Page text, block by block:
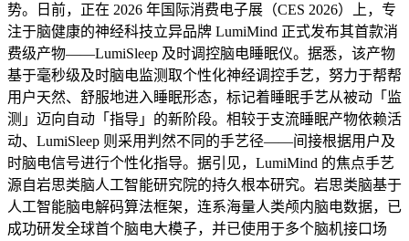
势。日前，正在 2026 年国际消费电子展（CES 2026）上，专
注于脑健康的神经科技立异品牌 LumiMind 正式发布其首款消
费级产物——LumiSleep 及时调控脑电睡眠仪。据悉，该产物
基于毫秒级及时脑电监测取个性化神经调控手艺，努力于帮帮
用户天然、舒服地进入睡眠形态，标记着睡眠手艺从被动「监
测」迈向自动「指导」的新阶段。相较于支流睡眠产物依赖活
动、LumiSleep 则采用判然不同的手艺径——间接根据用户及
时脑电信号进行个性化指导。据引见，LumiMind 的焦点手艺
源自岩思类脑人工智能研究院的持久根本研究。岩思类脑基于
人工智能脑电解码算法框架，连系海量人类颅内脑电数据，已
成功研发全球首个脑电大模子，并已使用于多个脑机接口场